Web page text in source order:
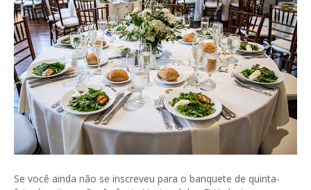
Se você ainda não se inscreveu para o banquete de quinta-